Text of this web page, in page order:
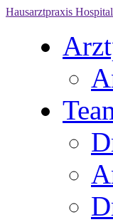
Hausarztpraxis